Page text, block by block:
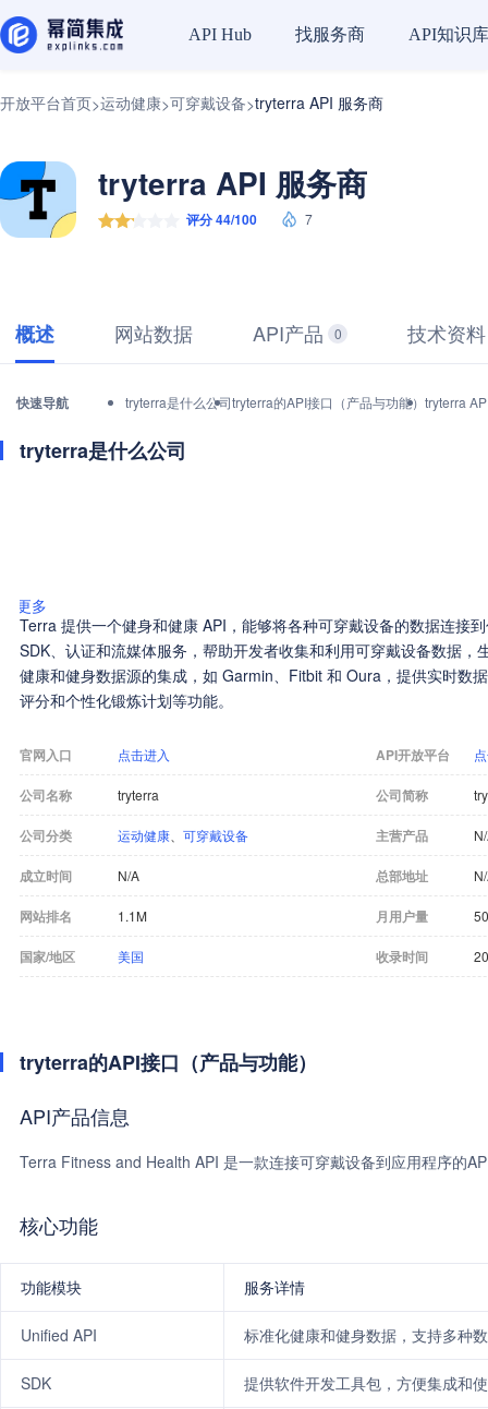
API Hub 找服务商 API知识库
开放平台首页>运动健康>可穿戴设备>tryterra API 服务商
tryterra API 服务商
评分 44/100 7
概述 网站数据 API产品 0 技术资料
快速导航 tryterra是什么公司tryterra的API接口（产品与功能） tryterra
tryterra是什么公司
更多
Terra 提供一个健身和健康 API，能够将各种可穿戴设备的数据连接
SDK、认证和流媒体服务，帮助开发者收集和利用可穿戴设备数据，
健康和健身数据源的集成，如 Garmin、Fitbit 和 Oura，提供实时数
评分和个性化锻炼计划等功能。
官网入口 点击进入 API开放平台
公司名称 tryterra 公司简称
公司分类 运动健康 可穿戴设备 主营产品
成立时间 N/A 总部地址
网站排名 1.1M 月用户量
国家/地区 美国 收录时间
tryterra的API接口（产品与功能）
API产品信息
Terra Fitness and Health API 是一款连接可穿戴设备到应用程序的
核心功能
功能模块 服务详情
Unified API 标准化健康和健身数据，支持多种
SDK 提供软件开发工具包，方便集成和